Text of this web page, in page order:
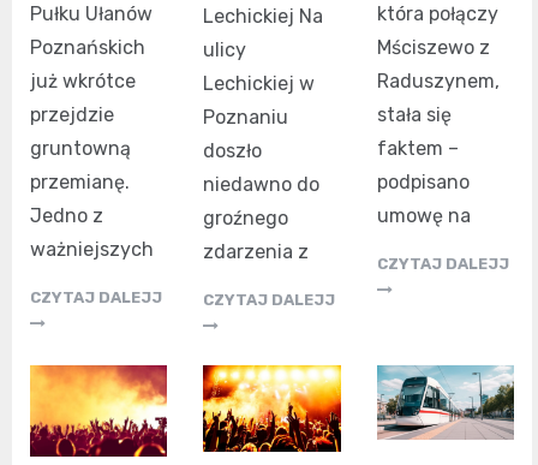
Pułku Ułanów
Poznańskich
już wkrótce
przejdzie
gruntowną
przemianę.
Jedno z
ważniejszych
CZYTAJ DALEJJ
Lechickiej Na
ulicy
Lechickiej w
Poznaniu
doszło
niedawno do
groźnego
zdarzenia z
CZYTAJ DALEJJ
która połączy
Mściszewo z
Raduszynem,
stała się
faktem –
podpisano
umowę na
CZYTAJ DALEJJ